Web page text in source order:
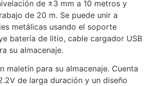
de ±3 mm a 10 metros y
de 20 m. Se puede unir a
metálicas usando el soporte
batería de litio, cable cargador USB
su almacenaje.
maletín para su almacenaje. Cuenta
de larga duración y un diseño